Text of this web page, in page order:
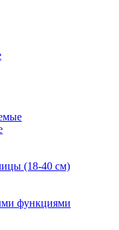
(18-40 см)
функциями